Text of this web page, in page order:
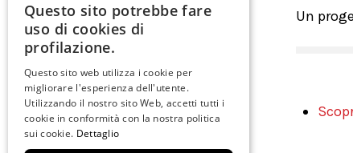
Un
ITALIAN
GERMAN
FRENCH
Questo sito potrebbe fare
uso di cookies di
profilazione.
Questo sito web utilizza i cookie per
migliorare l'esperienza dell'utente.
Utilizzando il nostro sito Web, accetti tutti i
cookie in conformità con la nostra politica
sui cookie. Dettaglio